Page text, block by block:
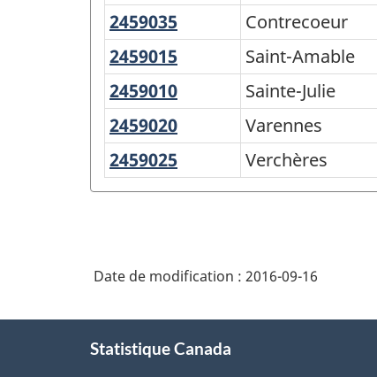
-
CGT
1996
-
Structure
de
la
2459035 ContrecoeurContrecoeur
2459015
Amable
Saint-Amable
2459010
Julie
Sainte-Julie
2459020 VarennesVarennes
2459025 VerchèresVerchères
Date de modification : 2016-09-16
Statistique Canada